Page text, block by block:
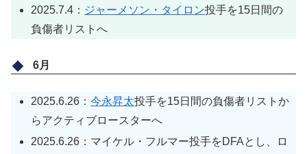
2025.7.4： ジャーメソン・タイロン投手を15日間の
負傷者リストへ
6月
2025.6.26：今永昇太投手を15日間の負傷者リストか
らアクティブロースターへ
2025.6.26：マイケル・フルマー投手をDFAとし、ロ